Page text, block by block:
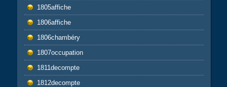
1805affiche
1806affiche
1806chambéry
1807occupation
1811decompte
1812decompte